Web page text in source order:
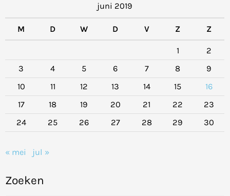
juni 2019
M D W D V Z Z
1
2
3
4 5 6 7 8
9
10
11 12 13 14 15
16
17
18 19 20 21 22
23
24
25 26 27 28 29 30
« mei jul »
Zoeken